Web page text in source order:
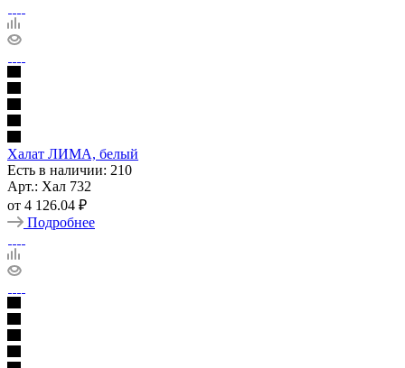
Халат ЛИМА, белый
Есть в наличии: 210
Арт.: Хал 732
от 4 126.04 ₽
Подробнее